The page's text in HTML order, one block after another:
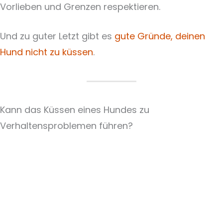
Vorlieben und Grenzen respektieren.
Und zu guter Letzt gibt es gute Gründe, deinen
Hund nicht zu küssen.
Kann das Küssen eines Hundes zu
Verhaltensproblemen führen?